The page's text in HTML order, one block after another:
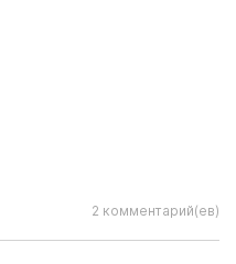
2 комментарий(ев)